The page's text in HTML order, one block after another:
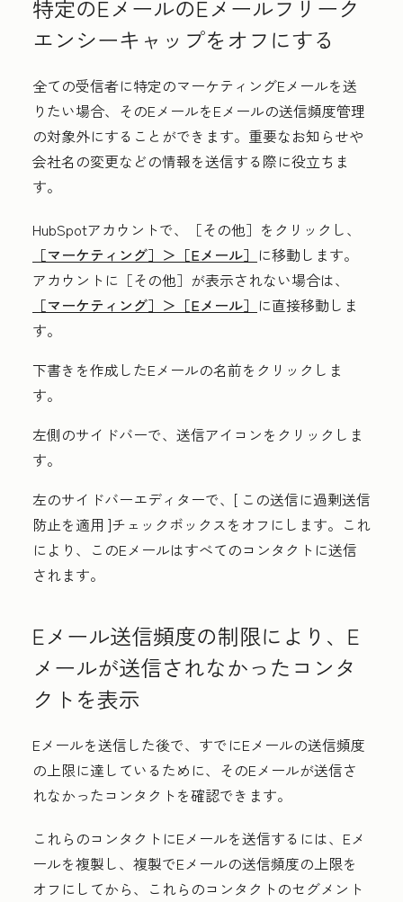
特定のEメールのEメールフリーク
エンシーキャップをオフにする
全ての受信者に特定のマーケティングEメールを送
りたい場合、そのEメールをEメールの送信頻度管理
の対象外にすることができます。重要なお知らせや
会社名の変更などの情報を送信する際に役立ちま
す。
HubSpotアカウントで、
［その他］をクリックし、
［マーケティング］＞ ［Eメール］ に移動します。
アカウントに ［その他］が表示されない場合は、
［マーケティング］＞ ［Eメール］ に直接移動しま
す。
下書きを作成したEメールの名前をクリックしま
す。
左側のサイドバーで、 送信アイコンをクリックしま
す。
左のサイドバーエディターで、[ この送信に過剰送信
防止を適用 ]チェックボックスをオフにします。これ
により、このEメールはすべてのコンタクトに送信
されます。
Eメール送信頻度の制限により、E
メールが送信されなかったコンタ
クトを表示
Eメールを送信した後で、すでにEメールの送信頻度
の上限に達しているために、そのEメールが送信さ
れなかったコンタクトを確認できます。
これらのコンタクトにEメールを送信するには、Eメ
ールを複製し、複製でEメールの送信頻度の上限を
オフにしてから、これらのコンタクトのセグメント